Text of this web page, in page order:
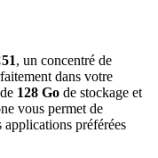
, un concentré de
dans votre
128 Go de stockage et
vous permet de
préférées